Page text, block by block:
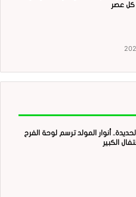
كل عصر
أنوار المولد ترسم لوحة الفرح
الكبير